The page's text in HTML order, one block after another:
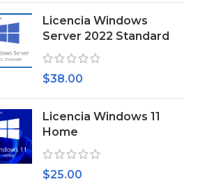
Licencia Windows
Server 2022 Standard
$38.00
Licencia Windows 11
Home
$25.00